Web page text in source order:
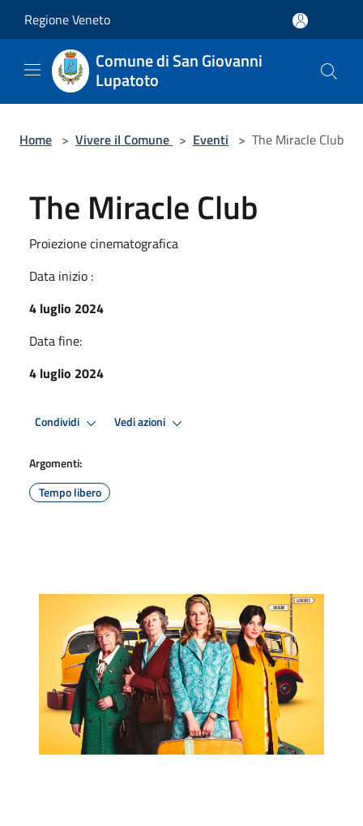
Regione Veneto
Comune di San Giovanni
Lupatoto
Home > Vivere il Comune > Eventi > The Miracle Club
The Miracle Club
Proiezione cinematografica
Data inizio :
4 luglio 2024
Data fine:
4 luglio 2024
Condividi Vedi azioni
Argomenti:
Tempo libero